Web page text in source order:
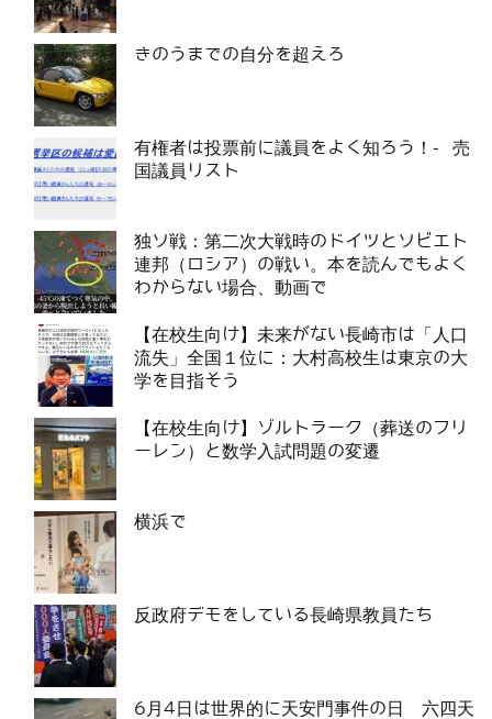
きのうまでの自分を超えろ
有権者は投票前に議員をよく知ろう！- 売
国議員リスト
独ソ戦：第二次大戦時のドイツとソビエト
連邦（ロシア）の戦い。本を読んでもよく
わからない場合、動画で
【在校生向け】未来がない長崎市は「人口
流失」全国１位に：大村高校生は東京の大
学を目指そう
【在校生向け】ゾルトラーク（葬送のフリ
ーレン）と数学入試問題の変遷
横浜で
反政府デモをしている長崎県教員たち
6月4日は世界的に天安門事件の日 六四天